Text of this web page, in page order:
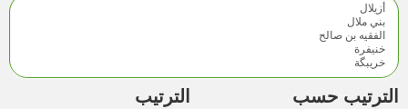
‏الترتيب حسب ‏ ‏الترتيب ‏